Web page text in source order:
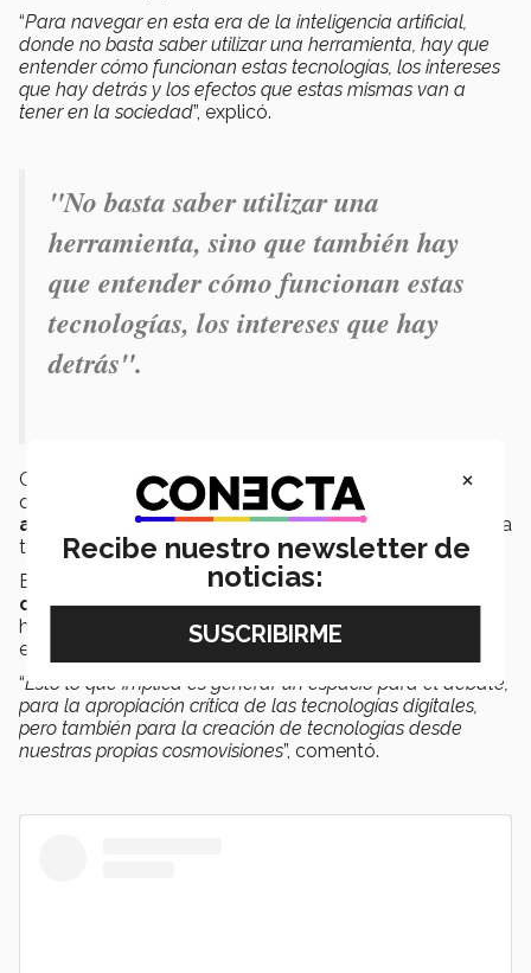
“Para navegar en esta era de la inteligencia artificial,
donde no basta saber utilizar una herramienta, hay que
entender cómo funcionan estas tecnologías, los intereses
que hay detrás y los efectos que estas mismas van a
tener en la sociedad”, explicó.
"No basta saber utilizar una
herramienta, sino que también hay
que entender cómo funcionan estas
tecnologías, los intereses que hay
detrás".
Crear
marcos éticos, culturales e interpretativos
dentro de los cuales se desarrolla lainteligencia
artificial
es lo que se puede proponer, ya que, apuntó, la
tecnología no es neutral.
Buscar
cerrar la brecha digitalsin caer en la
colonización tecnológica, así como generar
herramientas propias es algo que también propuso la
especialista.
“Esto lo que implica es generar un espacio para el debate,
para la apropiación crítica de las tecnologías digitales,
pero también para la creación de tecnologías desde
nuestras propias cosmovisiones”, comentó.
×
Recibe nuestro newsletter de
noticias: